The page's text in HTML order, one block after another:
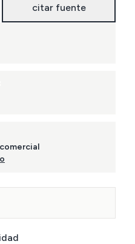
citar fuente